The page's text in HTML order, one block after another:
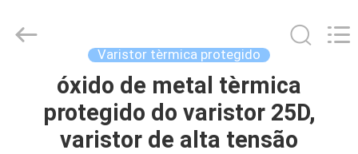
CASA
PRODUTOS
Electronics
Co.,Ltd.
Varistor tèrmica protegido
óxido de metal tèrmica
protegido do varistor 25D,
varistor de alta tensão